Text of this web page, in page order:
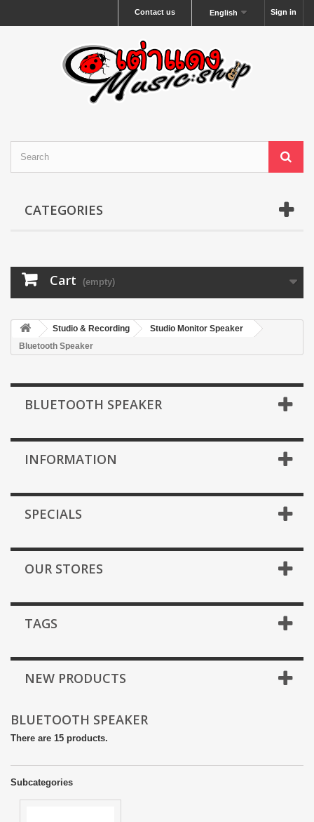
Sign in
English
Contact us
CATEGORIES
Cart (empty)
Studio & Recording
Studio Monitor Speaker
Bluetooth Speaker
BLUETOOTH SPEAKER
INFORMATION
SPECIALS
OUR STORES
TAGS
NEW PRODUCTS
BLUETOOTH SPEAKER
There are 15 products.
Subcategories